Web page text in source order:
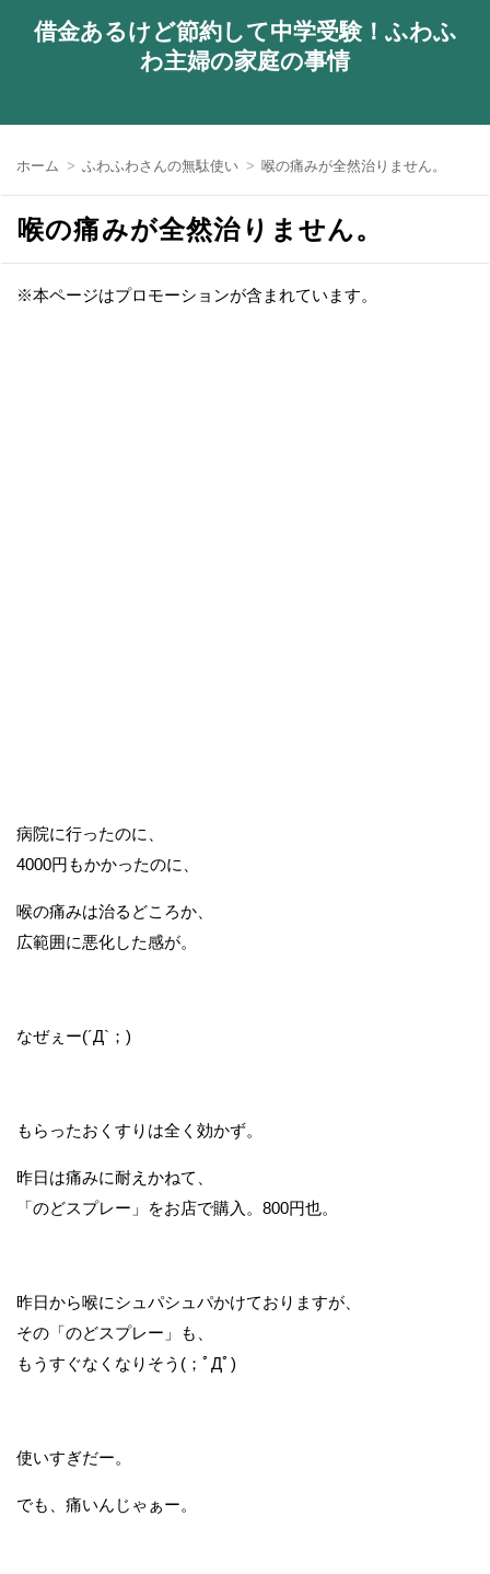
借金あるけど節約して中学受験！ふわふ
わ主婦の家庭の事情
ホーム ふわふわさんの無駄使い 喉の痛みが全然治りません。
喉の痛みが全然治りません。
※本ページはプロモーションが含まれています。
病院に行ったのに、
4000円もかかったのに、
喉の痛みは治るどころか、
広範囲に悪化した感が。
なぜぇー(´Д`；)
もらったおくすりは全く効かず。
昨日は痛みに耐えかねて、
「のどスプレー」をお店で購入。800円也。
昨日から喉にシュパシュパかけておりますが、
その「のどスプレー」も、
もうすぐなくなりそう(；ﾟДﾟ)
使いすぎだー。
でも、痛いんじゃぁー。